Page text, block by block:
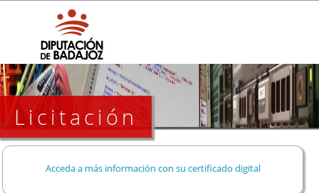
Licitación
Acceda a más información con su certificado digital